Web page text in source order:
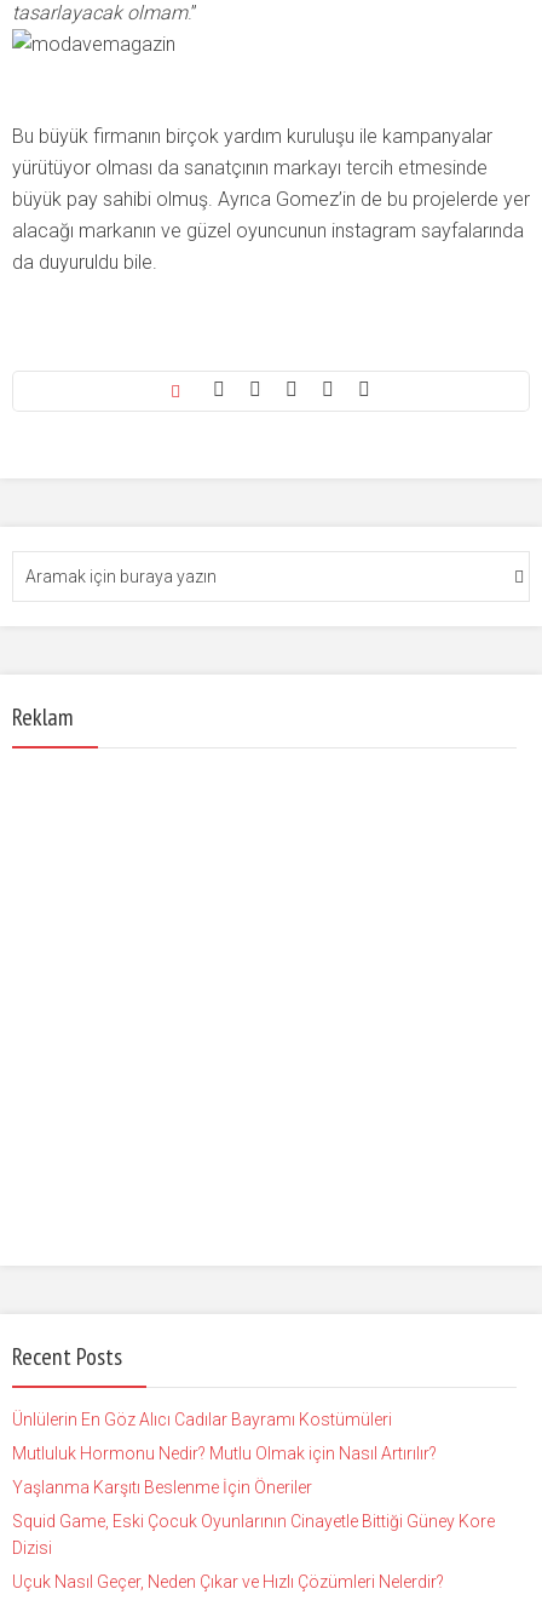
tasarlayacak olmam.”
Bu büyük firmanın birçok yardım kuruluşu ile kampanyalar
yürütüyor olması da sanatçının markayı tercih etmesinde
büyük pay sahibi olmuş. Ayrıca Gomez’in de bu projelerde yer
alacağı markanın ve güzel oyuncunun instagram sayfalarında
da duyuruldu bile.
Reklam
Recent Posts
Ünlülerin En Göz Alıcı Cadılar Bayramı Kostümüleri
Mutluluk Hormonu Nedir? Mutlu Olmak için Nasıl Artırılır?
Yaşlanma Karşıtı Beslenme İçin Öneriler
Squid Game, Eski Çocuk Oyunlarının Cinayetle Bittiği Güney Kore
Dizisi
Uçuk Nasıl Geçer, Neden Çıkar ve Hızlı Çözümleri Nelerdir?